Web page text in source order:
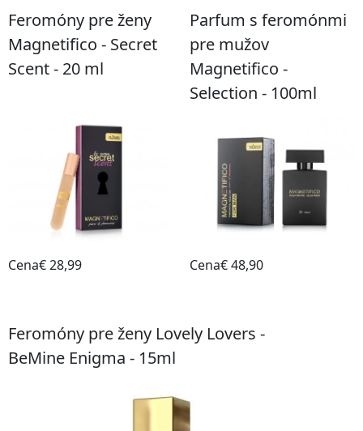
Feromóny pre ženy
Magnetifico - Secret
Scent - 20 ml
Cena€ 28,99
Parfum s feromónmi
pre mužov
Magnetifico -
Selection - 100ml
Cena€ 48,90
Feromóny pre ženy Lovely Lovers -
BeMine Enigma - 15ml